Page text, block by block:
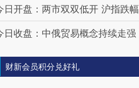
日开盘：两市双双低开 沪指跌
日收盘：中俄贸易概念持续走
财新会员积分兑好礼